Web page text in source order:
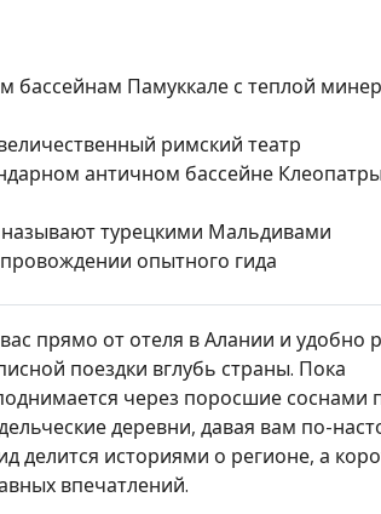
Памуккале с теплой
римский театр
античном бассейне Клеопатры
турецкими Мальдивами
опытного гида
прямо от отеля в Алании и удобно
поездки вглубь страны. Пока
через поросшие соснами
деревни, давая вам по-
делится историями о регионе, а
впечатлений.